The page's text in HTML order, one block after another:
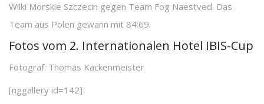
Wilki Morskie Szczecin gegen Team Fog Naestved. Das
Team aus Polen gewann mit 84:69.
Fotos vom 2. Internationalen Hotel IBIS-Cup
Fotograf: Thomas Käckenmeister
[nggallery id=142]